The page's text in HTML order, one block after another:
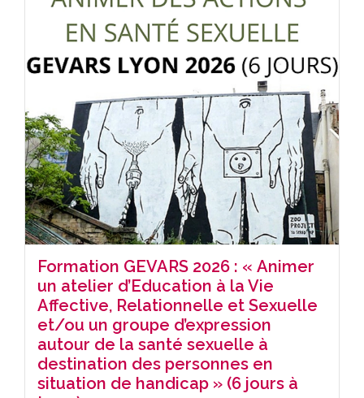
Formation GEVARS 2026 : « Animer
un atelier d’Education à la Vie
Affective, Relationnelle et Sexuelle
et/ou un groupe d’expression
autour de la santé sexuelle à
destination des personnes en
situation de handicap » (6 jours à